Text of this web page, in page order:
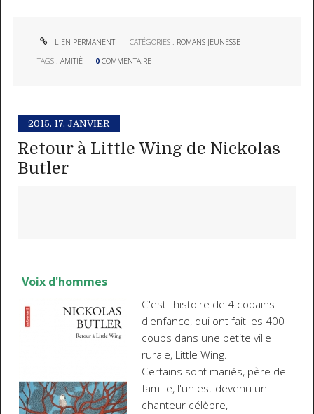
LIEN PERMANENT CATÉGORIES : ROMANS JEUNESSE
TAGS :AMITIÈ 0 COMMENTAIRE
2015. 17. JANVIER
Retour à Little Wing de Nickolas
Butler
Voix d'hommes
C'est l'histoire de 4 copains
d'enfance, qui ont fait les 400
coups dans une petite ville
rurale, Little Wing.
Certains sont mariés, père de
famille, l'un est devenu un
chanteur célèbre,